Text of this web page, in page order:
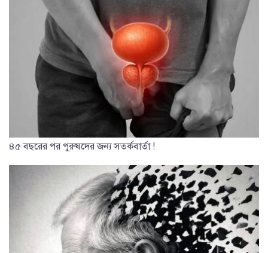
৪৫ বছরের পর পুরুষদের জন্য সতর্কবার্তা !